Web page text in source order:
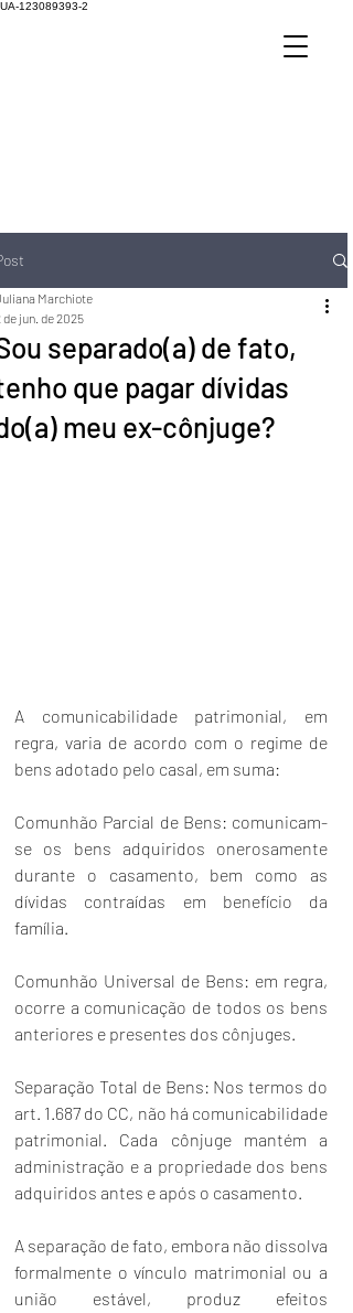
UA-123089393-2
separado(a) de fato,
que pagar dívidas
meu ex-cônjuge?
Marchiote
de jun. de 2025
A comunicabilidade patrimonial, em
regra, varia de acordo com o regime de
bens adotado pelo casal, em suma:
Comunhão Parcial de Bens: comunicam-
se os bens adquiridos onerosamente
durante o casamento, bem como as
dívidas contraídas em benefício da
família.
Comunhão Universal de Bens: em regra,
ocorre a comunicação de todos os bens
anteriores e presentes dos cônjuges.
Separação Total de Bens: Nos termos do
art. 1.687 do CC, não há comunicabilidade
patrimonial. Cada cônjuge mantém a
administração e a propriedade dos bens
adquiridos antes e após o casamento.
A separação de fato, embora não dissolva
formalmente o vínculo matrimonial ou a
união estável, produz efeitos